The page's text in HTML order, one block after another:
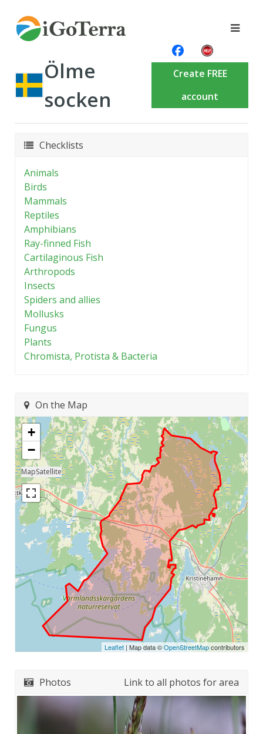
Ölme
socken
Create FREE
account
Checklists
Animals
Birds
Mammals
Reptiles
Amphibians
Ray-finned Fish
Cartilaginous Fish
Arthropods
Insects
Spiders and allies
Mollusks
Fungus
Plants
Chromista, Protista & Bacteria
On the Map
+
−
Leaflet | Map data ©OpenStreetMapcontributors
Photos Link to all photos for area